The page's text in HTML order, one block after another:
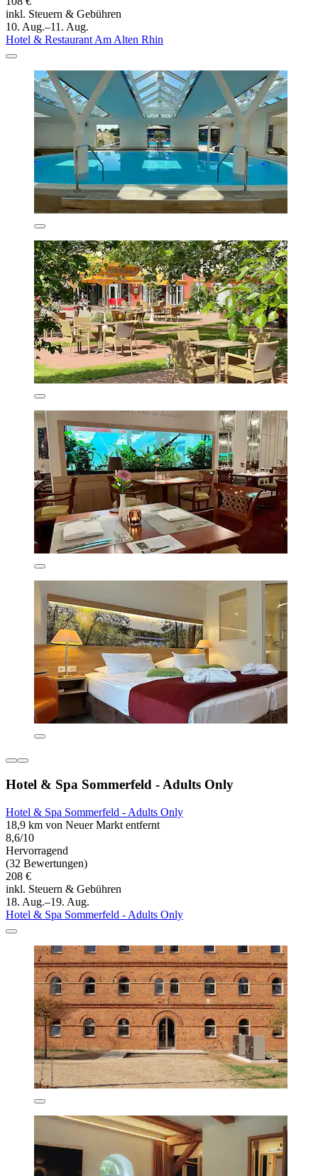
inkl. Steuern & Gebühren
10. Aug.–11. Aug.
Hotel & Restaurant Am Alten Rhin
Hotel & Spa Sommerfeld - Adults Only
Hotel & Spa Sommerfeld - Adults Only
18,9 km von Neuer Markt entfernt
8,6/10
Hervorragend
(32 Bewertungen)
208 €
inkl. Steuern & Gebühren
18. Aug.–19. Aug.
Hotel & Spa Sommerfeld - Adults Only